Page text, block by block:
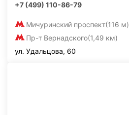
+7 (499) 110-86-79
Мичуринский проспект(116 м)
Пр-т Вернадского(1,49 км)
ул. Удальцова, 60